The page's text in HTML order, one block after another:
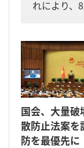
れにより、
国会、大量破
散防止法案
防を最優先に